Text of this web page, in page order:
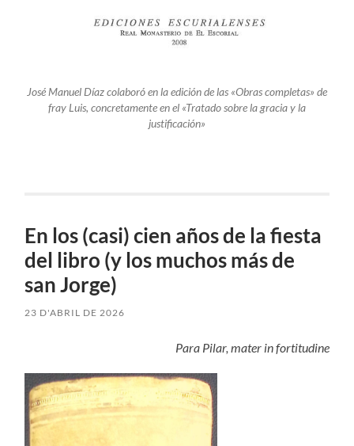
José Manuel Díaz colaboró en la edición de las «Obras completas» de
fray Luis, concretamente en el «Tratado sobre la gracia y la
justificación»
En los (casi) cien años de la fiesta
del libro (y los muchos más de
san Jorge)
23 D'ABRIL DE 2026
Para Pilar, mater in fortitudine